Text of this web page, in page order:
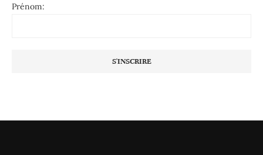
Prénom: